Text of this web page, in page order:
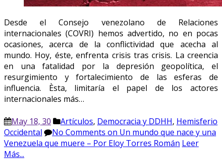
Desde el Consejo venezolano de Relaciones
internacionales (COVRI) hemos advertido, no en pocas
ocasiones, acerca de la conflictividad que acecha al
mundo. Hoy, éste, enfrenta crisis tras crisis. La creencia
en una fatalidad por la depresión geopolítica, el
resurgimiento y fortalecimiento de las esferas de
influencia. Èsta, limitaría el papel de los actores
internacionales más…
May 18, 30 Artículos, Democracia y DDHH, Hemisferio
Occidental
No Comments on Un mundo que nace y una
Venezuela que muere – Por Eloy Torres Román Leer
Más...